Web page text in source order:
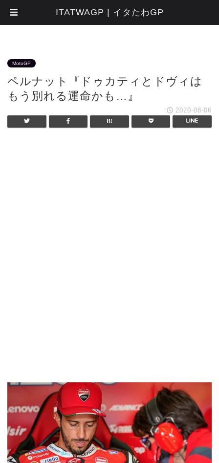
MotoGP
ペルナット『ドゥカティとドヴィは
もう別れる運命かも…』
2020-08-06
ITATWAGP | イタたわGP